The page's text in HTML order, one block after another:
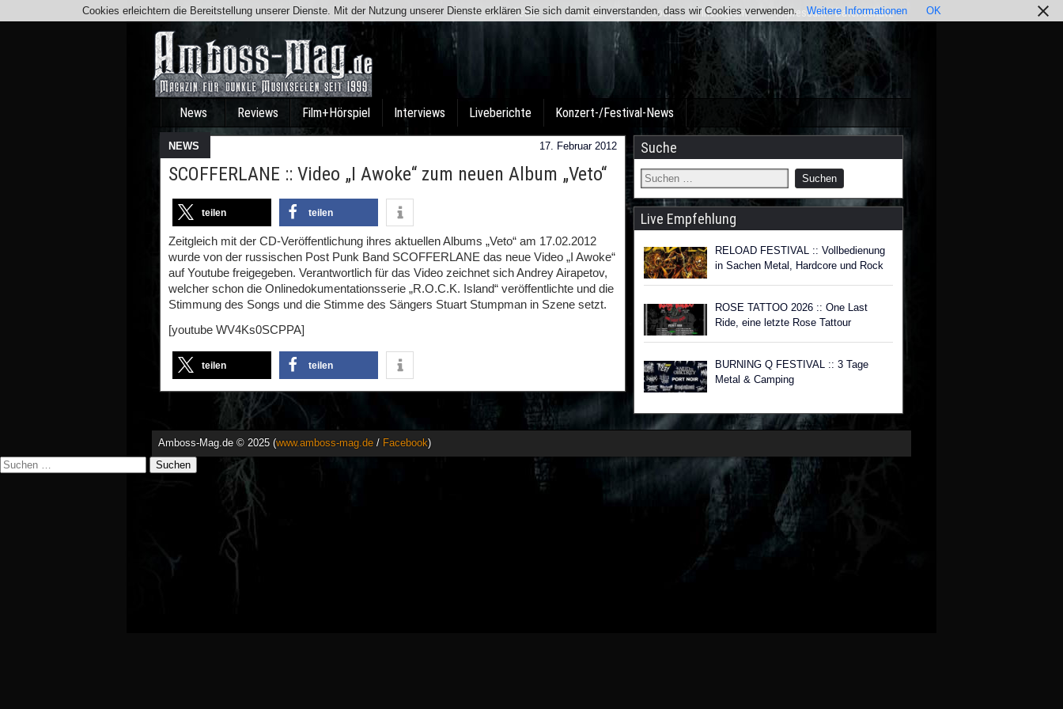
Team Kontakt Facebook Instagram Impressum / Datenschutz
News Reviews Film+Hörspiel Interviews Liveberichte Konzert-/Festival-News
NEWS 17. Februar 2012
SCOFFERLANE :: Video „I Awoke“ zum neuen Album „Veto“
teilen teilen
Zeitgleich mit der CD-Veröffentlichung ihres aktuellen Albums „Veto“ am 17.02.2012
wurde von der russischen Post Punk Band SCOFFERLANE das neue Video „I Awoke“
auf Youtube freigegeben. Verantwortlich für das Video zeichnet sich Andrey Airapetov,
welcher schon die Onlinedokumentationsserie „R.O.C.K. Island“ veröffentlichte und die
Stimmung des Songs und die Stimme des Sängers Stuart Stumpman in Szene setzt.
[youtube WV4Ks0SCPPA]
teilen teilen
Suche
Live Empfehlung
RELOAD FESTIVAL :: Vollbedienung
in Sachen Metal, Hardcore und Rock
ROSE TATTOO 2026 :: One Last
Ride, eine letzte Rose Tattour
BURNING Q FESTIVAL :: 3 Tage
Metal & Camping
Amboss-Mag.de © 2025 (www.amboss-mag.de / Facebook)
Cookies erleichtern die Bereitstellung unserer Dienste. Mit der Nutzung unserer Dienste erklären Sie sich damit einverstanden, dass wir Cookies verwenden. Weitere Informationen OK